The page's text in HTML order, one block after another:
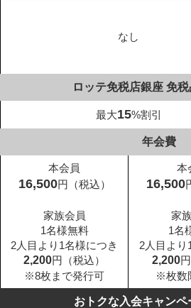
なし
最大15%割引
本会員
16,500円（税込）
家族会員
1名様無料
2人目より1名様につき
2,200円（税込）
※8枚まで発行可
本
16,500
家
1名
2人目より
2,200
※枚数
ロッテ免税店銀座 免
年会費
おトクな入会キャンペ